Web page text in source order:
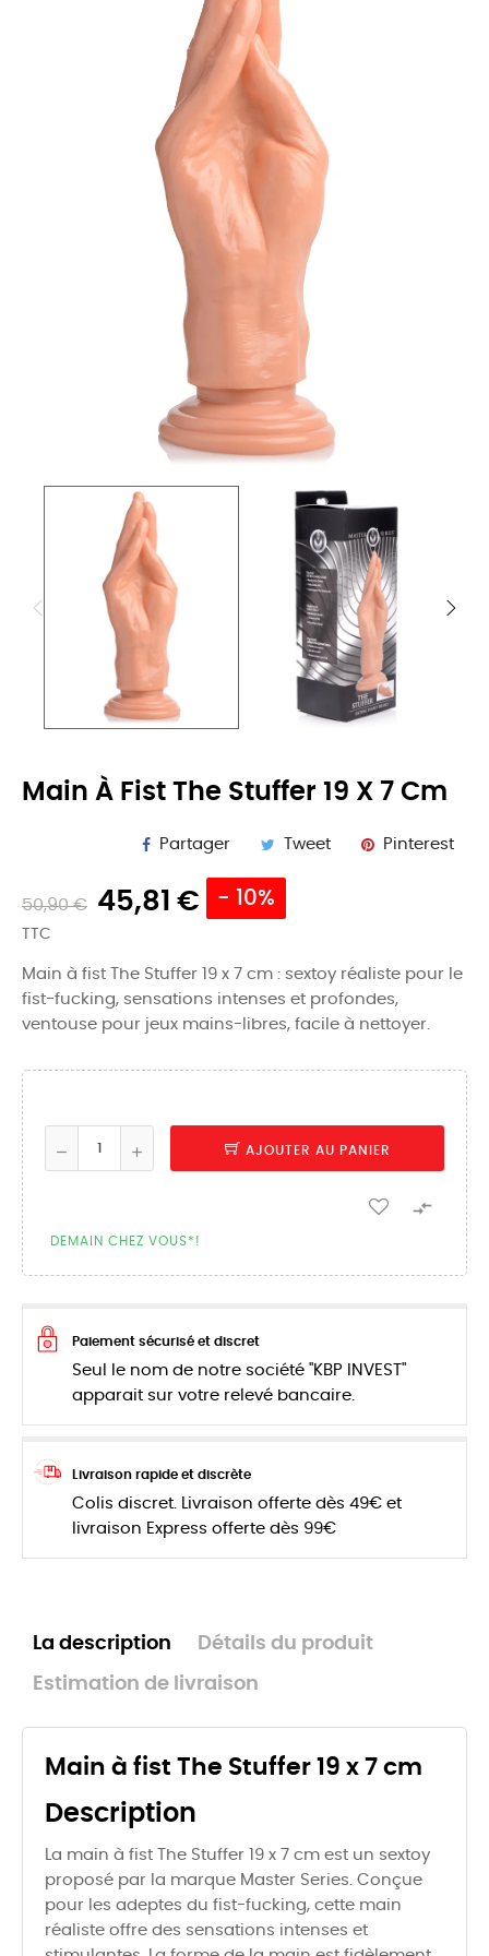
Main À Fist The Stuffer 19 X 7 Cm
Partager Tweet Pinterest
50,90 € 45,81 € - 10%
TTC
Main à fist The Stuffer 19 x 7 cm : sextoy réaliste pour le
fist-fucking, sensations intenses et profondes,
ventouse pour jeux mains-libres, facile à nettoyer.
AJOUTER AU PANIER

DEMAIN CHEZ VOUS*!
Paiement sécurisé et discret
Seul le nom de notre société "KBP INVEST"
apparait sur votre relevé bancaire.
Livraison rapide et discrète
Colis discret. Livraison offerte dès 49€ et
livraison Express offerte dès 99€
La description Détails du produit
Estimation de livraison
Main à fist The Stuffer 19 x 7 cm
Description
La main à fist The Stuffer 19 x 7 cm est un sextoy
proposé par la marque Master Series. Conçue
pour les adeptes du fist-fucking, cette main
réaliste offre des sensations intenses et